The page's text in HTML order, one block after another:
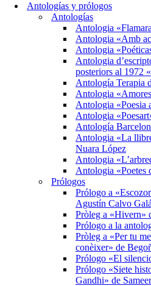
Antologías y prólogos
Antologías
Antologia
Antologia «Amb
Antologia
Antologia
posteriors al 1972
Antología Terapia
Antologia
Antologia «Poesia
Antologia
Antología
Antologia «La
Nuara López
Antologia
Antologia «Poetes
Prólogos
Prólogo a
Agustín Calvo
Pròleg a «Hivern»
Prólogo a la
Pròleg a «Per tu
conèixer» de
Prólogo «El
Prólogo «Siete
Gandhi» de